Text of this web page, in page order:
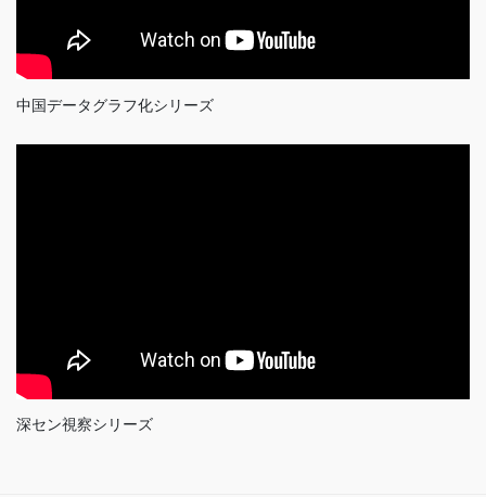
中国データグラフ化シリーズ
深セン視察シリーズ